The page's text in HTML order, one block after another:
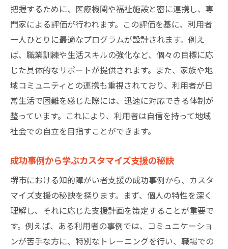
把握するために、医療機関や福祉施設と密に連携し、専
門家による評価が行われます。この評価を基に、利用者
一人ひとりに最適なプログラムが設計されます。例え
ば、職業訓練や生活スキルの強化など、個々の目標に応
じた具体的なサポートが提供されます。また、家族や地
域コミュニティとの連携も重視されており、利用者が日
常生活で困難を感じた際には、迅速に対応できる体制が
整っています。これにより、利用者は自信を持って地域
社会での自立を目指すことができます。
成功事例から学ぶカスタマイズ支援の秘訣
堺市における知的障がい者支援の成功事例から、カスタ
マイズ支援の秘訣を探ります。まず、個人の特性を深く
理解し、それに応じた支援計画を策定することが重要で
す。例えば、ある利用者の事例では、コミュニケーショ
ンが苦手な方に、特別なトレーニングを行い、職場での